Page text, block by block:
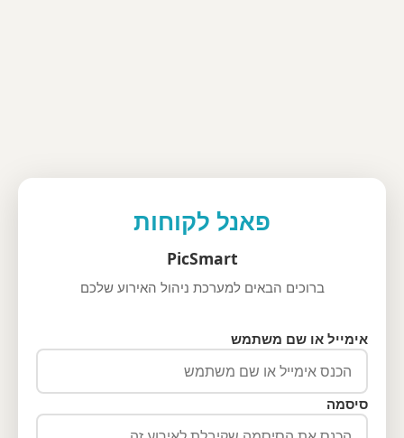
פאנל לקוחות
PicSmart
ברוכים הבאים למערכת ניהול האירוע שלכם
אימייל או שם משתמש
סיסמה